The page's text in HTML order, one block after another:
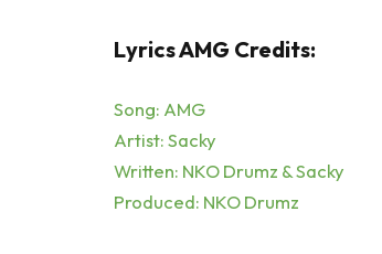
Lyrics AMG Credits:
Song: AMG
Artist: Sacky
Written: NKO Drumz & Sacky
Produced: NKO Drumz